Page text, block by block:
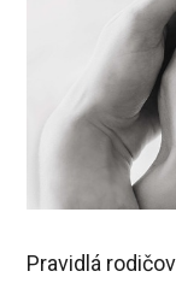
Pravidlá